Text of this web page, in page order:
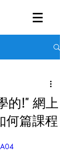
的!" 網上
何篇課程